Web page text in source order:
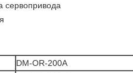
сервопривода
DM-OR-200A